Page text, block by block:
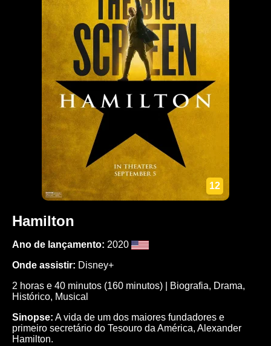
12
Hamilton
Ano de lançamento: 2020
Onde assistir: Disney+
2 horas e 40 minutos (160 minutos) | Biografia, Drama,
Histórico, Musical
Sinopse: A vida de um dos maiores fundadores e
primeiro secretário do Tesouro da América, Alexander
Hamilton.